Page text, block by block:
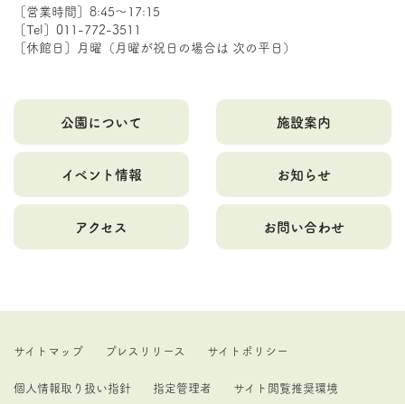
［営業時間］8:45～17:15
［Tel］011-772-3511
［休館日］月曜（月曜が祝日の場合は 次の平日）
公園について 施設案内
イベント情報 お知らせ
アクセス お問い合わせ
サイトマップ プレスリリース サイトポリシー
個人情報取り扱い指針 指定管理者 サイト閲覧推奨環境